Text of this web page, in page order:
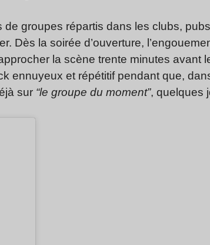
groupes répartis dans les clubs,
Dès la soirée d’ouverture,
la scène trente minutes avant
ennuyeux et répétitif pendant que,
sur “le groupe du moment”, quelques